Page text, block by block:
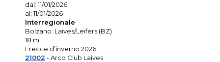
dal: 11/01/2026
al: 11/01/2026
Interregionale
Bolzano: Laives/Leifers (BZ)
18 m
Frecce d’inverno 2026
21002 - Arco Club Laives